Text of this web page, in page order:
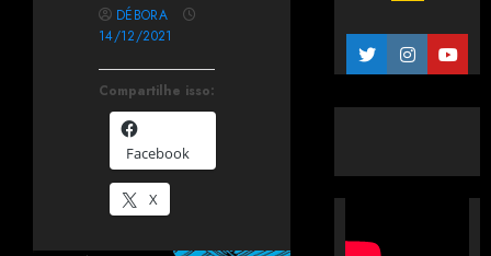
Compartilhe isso:
Facebook
X
DÉBORA
14/12/2021